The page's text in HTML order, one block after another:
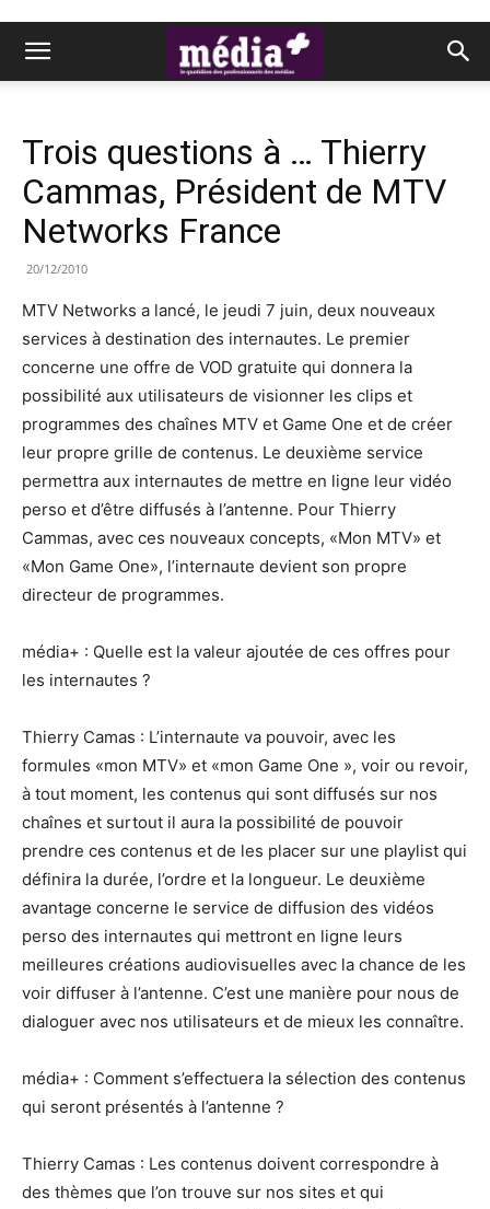
Trois questions à … Thierry
Cammas, Président de MTV
Networks France
20/12/2010
MTV Networks a lancé, le jeudi 7 juin, deux nouveaux
services à destination des internautes. Le premier
concerne une offre de VOD gratuite qui donnera la
possibilité aux utilisateurs de visionner les clips et
programmes des chaînes MTV et Game One et de créer
leur propre grille de contenus. Le deuxième service
permettra aux internautes de mettre en ligne leur vidéo
perso et d’être diffusés à l’antenne. Pour Thierry
Cammas, avec ces nouveaux concepts, «Mon MTV» et
«Mon Game One», l’internaute devient son propre
directeur de programmes.
média+ : Quelle est la valeur ajoutée de ces offres pour
les internautes ?
Thierry Camas : L’internaute va pouvoir, avec les
formules «mon MTV» et «mon Game One », voir ou revoir,
à tout moment, les contenus qui sont diffusés sur nos
chaînes et surtout il aura la possibilité de pouvoir
prendre ces contenus et de les placer sur une playlist qui
définira la durée, l’ordre et la longueur. Le deuxième
avantage concerne le service de diffusion des vidéos
perso des internautes qui mettront en ligne leurs
meilleures créations audiovisuelles avec la chance de les
voir diffuser à l’antenne. C’est une manière pour nous de
dialoguer avec nos utilisateurs et de mieux les connaître.
média+ : Comment s’effectuera la sélection des contenus
qui seront présentés à l’antenne ?
Thierry Camas : Les contenus doivent correspondre à
des thèmes que l’on trouve sur nos sites et qui